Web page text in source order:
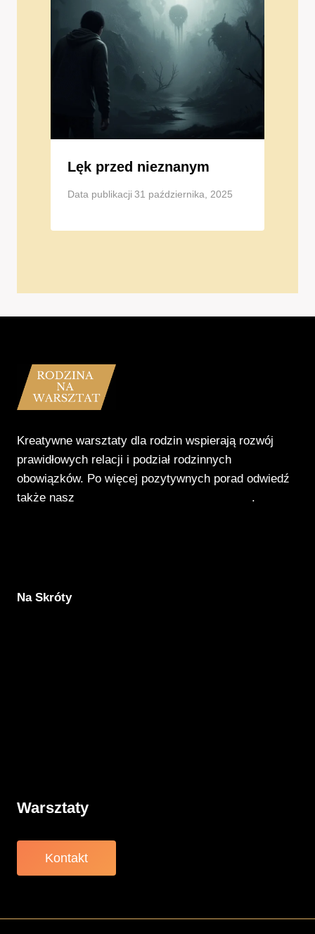
Lęk przed nieznanym
Data publikacji 31 października, 2025
Kreatywne warsztaty dla rodzin wspierają rozwój
prawidłowych relacji i podział rodzinnych
obowiązków. Po więcej pozytywnych porad odwiedź
także nasz
.
Na Skróty
Warsztaty
Kontakt